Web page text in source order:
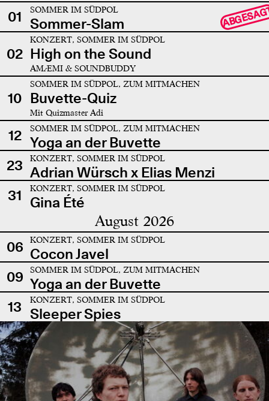
01 SOMMER IM SÜDPOL
Sommer-Slam
02
KONZERT, SOMMER IM SÜDPOL
High on the Sound
AMÆMI & SOUNDBUDDY
10
SOMMER IM SÜDPOL, ZUM MITMACHEN
Buvette-Quiz
Mit Quizmaster Adi
12 SOMMER IM SÜDPOL, ZUM MITMACHEN
Yoga an der Buvette
23
KONZERT, SOMMER IM SÜDPOL
Adrian Würsch x Elias Menzi
31
KONZERT, SOMMER IM SÜDPOL
Gina Été
August 2026
06 KONZERT, SOMMER IM SÜDPOL
Cocon Javel
09
SOMMER IM SÜDPOL, ZUM MITMACHEN
Yoga an der Buvette
13
KONZERT, SOMMER IM SÜDPOL
Sleeper Spies